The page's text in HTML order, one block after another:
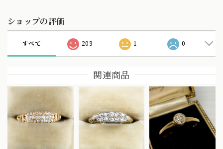
ショップの評価
すべて 203 1 0
関連商品